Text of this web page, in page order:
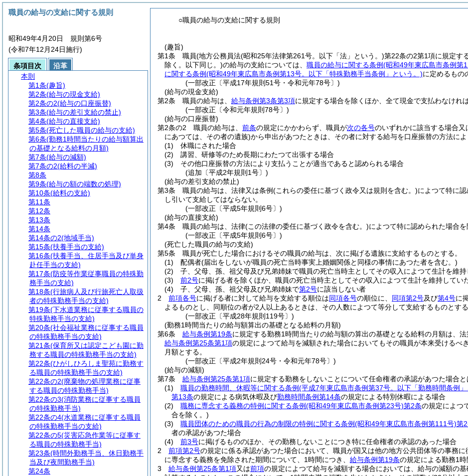
○職員の給与の支給に関する規則
(趣旨)
第1条
職員(地方公務員法(昭和25年法律第261号。以下「法」という。)第22条の2第1項に規定す
除く。以下同じ。)の給与の支給については、 職員の給与に関する条例(昭和49年東広島市条例第
に関する条例(昭和49年東広島市条例第13号。以下「特殊勤務手当条例」という。)に定めるもの
(一部改正〔平成17年規則51号・令和元年78号〕)
(給与の現金支給)
第2条
職員の給与は、 給与条例第3条第3項に規定する場合を除くほか、全て現金で支払わなけれ
(一部改正〔令和元年規則78号〕)
(給与の口座振替)
第2条の2
職員の給与は、 前条の規定にかかわらず、職員が次の各号のいずれかに該当する場合
にあつては、その者の遺族)から申出があつたときは、その者に対する給与を口座振替の方法によ
(1)
休職にされた場合
(2)
講習、研修等のため長期にわたつて出張する場合
(3)
その他口座振替の方法により支払うことが適当であると認められる場合
(追加〔平成2年規則1号〕)
(給与の差引支給の禁止)
第3条
職員の給与は、法律又は条例(これらの委任に基づく政令又は規則を含む。)によつて特に
し引いて支給してはならない。
(一部改正〔平成5年規則6号〕)
(給与の直接支給)
第4条
職員の給与は、法律(この法律の委任に基づく政令を含む。)によつて特に認められた場合
(一部改正〔平成5年規則6号〕)
(死亡した職員の給与の支給)
第5条
職員が死亡した場合におけるその職員の給与は、次に掲げる遺族に支給するものとする。
(1)
配偶者(届出をしないが職員の死亡当時事実上婚姻関係と同様の事情にあつた者を含む。)
(2)
子、父母、孫、祖父母及び兄弟姉妹で職員の死亡当時主としてその収入によつて生計を維
(3)
前2号に掲げる者を除くほか、職員の死亡当時主としてその収入によつて生計を維持してい
(4)
子、父母、孫、祖父母及び兄弟姉妹で第2号に該当しない者
2
前項各号に掲げる者に対して給与を支給する順位は同項各号の順位に、 同項第2号及び第4号に
よるものとし、同順位の者が2人以上あるときは、その人数によつて等分して支給するものとする
(一部改正〔平成28年規則119号〕)
(勤務1時間当たりの給与額算出の基礎となる給料の月額)
第6条
給与条例第19条に規定する勤務1時間当たりの給与額の算出の基礎となる給料の月額は、
給与条例第25条第1項の規定によつて給与を減額された場合においてもその職員が本来受けるべ
月額とする。
(一部改正〔平成2年規則24号・令和元年78号〕)
(給与の減額)
第7条
給与条例第25条第1項に規定する勤務をしないことについて任命権者の承認があつた場合と
(1)
職員の勤務時間、休暇等に関する条例(平成7年東広島市条例第37号。以下「勤務時間条例
第13条の規定による病気休暇及び勤務時間条例第14条の規定による特別休暇による場合
(2)
職務に専念する義務の特例に関する条例(昭和49年東広島市条例第23号)第2条の規定によつ
合を除く。)
(3)
職員団体のための職員の行為の制限の特例に関する条例(昭和49年東広島市条例第111号)第
者の承認があつた場合
(4)
前3号に掲げるもののほか、その勤務しないことにつき特に任命権者の承認のあった場合
2
前項第2号の規定に係る承認があつた場合において、職員が国又は他の地方公共団体等の事務
に専念する義務を免除された期間について、1時間につき、 給与条例第19条の規定による勤務1
3
給与条例第25条第1項又は前項の規定によつて給与を減額する場合においては、給与の減額の
職員の給与の支給に関する規則
昭和49年4月20日 規則第6号
(令和7年12月24日施行)
条項目次
沿革
本則
第1条(趣旨)
第2条(給与の現金支給)
第2条の2(給与の口座振替)
第3条(給与の差引支給の禁止)
第4条(給与の直接支給)
第5条(死亡した職員の給与の支給)
第6条(勤務1時間当たりの給与額算出
の基礎となる給料の月額)
第7条(給与の減額)
第7条の2(給料の半減)
第8条
第9条(給与の額の端数の処理)
第10条(給料の支給)
第11条
第12条
第13条
第14条
第14条の2(地域手当)
第15条(扶養手当の支給)
第16条(扶養手当、住居手当及び単身
赴任手当の支給)
第17条(防疫等作業従事職員の特殊勤
務手当の支給)
第18条(行旅病人及び行旅死亡人取扱
者の特殊勤務手当の支給)
第19条(下水道業務に従事する職員の
特殊勤務手当の支給)
第20条(社会福祉業務に従事する職員
の特殊勤務手当の支給)
第21条(保育所又は認定こども園に勤
務する職員の特殊勤務手当の支給)
第22条(ひがしひろしま聖苑に勤務す
る職員の特殊勤務手当の支給)
第22条の2(廃棄物の処理業務に従事
する職員の特殊勤務手当)
第22条の3(消防業務に従事する職員
の特殊勤務手当)
第22条の4(水道業務に従事する職員
の特殊勤務手当の支給)
第22条の5(災害応急作業等に従事す
る職員の特殊勤務手当)
第23条(時間外勤務手当、休日勤務手
当及び夜間勤務手当)
第24条